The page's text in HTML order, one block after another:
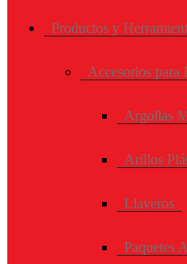
Productos y
Accesorios para
Argollas
Arillos
Llaveros
Paquetes